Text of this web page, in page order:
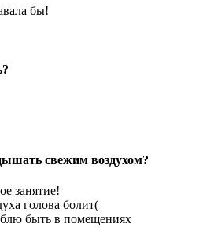
бы!
свежим воздухом?
занятие!
голова болит(
быть в помещениях